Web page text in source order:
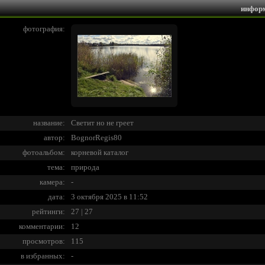
фотография:
название:
Светит но не греет
автор:
BognorRegis80
фотоальбом:
корневой каталог
тема:
природа
камера:
-
дата:
3 октября 2025 в 11:52
рейтинги:
27 | 27
комментарии:
12
просмотров:
115
в избранных:
-